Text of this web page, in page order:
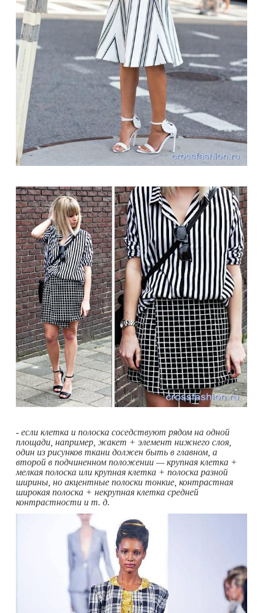
- если клетка и полоска соседствуют рядом на одной
площади, например, жакет + элемент нижнего слоя,
один из рисунков ткани должен быть в главном, а
второй в подчиненном положении — крупная клетка +
мелкая полоска или крупная клетка + полоска разной
ширины, но акцентные полоски тонкие, контрастная
широкая полоска + некрупная клетка средней
контрастности и т. д.